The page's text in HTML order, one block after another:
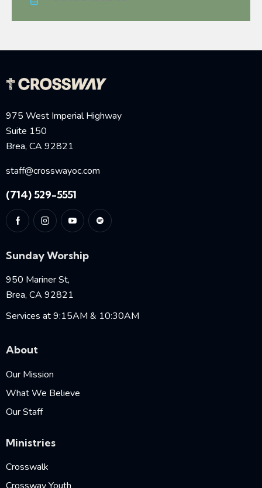
975 West Imperial Highway
Suite 150
Brea, CA 92821
staff@crosswayoc.com
(714) 529-5551
Sunday Worship
950 Mariner St,
Brea, CA 92821
Services at 9:15AM & 10:30AM
About
Our Mission
What We Believe
Our Staff
Ministries
Crosswalk